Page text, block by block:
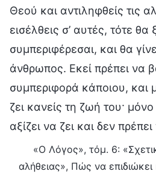
Θεού και αντιληφθείς τις
εισέλθεις σ’ αυτές, τότε
συμπεριφέρεσαι, και θα
άνθρωπος. Εκεί πρέπει να
συμπεριφορά κάποιου, και
ζει κανείς τη ζωή του· μόνο
αξίζει να ζει και δεν
«Ο Λόγος», τόμ. 6:
αλήθειας», Πώς να